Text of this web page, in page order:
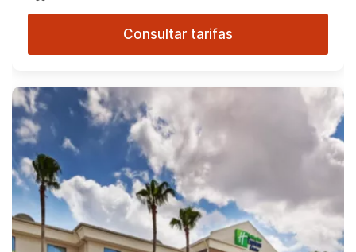
Consultar tarifas